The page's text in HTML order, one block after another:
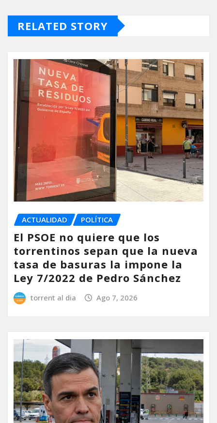
RELATED STORY
ACTUALIDAD POLÍTICA
El PSOE no quiere que los
torrentinos sepan que la nueva
tasa de basuras la impone la
Ley 7/2022 de Pedro Sánchez
torrent al dia Ago 7, 2026